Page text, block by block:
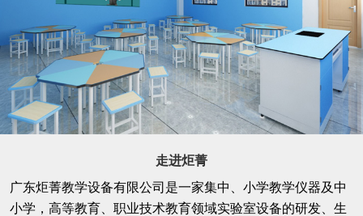
走进炬菁
广东炬菁教学设备有限公司是一家集中、小学教学仪器及中
小学，高等教育、职业技术教育领域实验室设备的研发、生